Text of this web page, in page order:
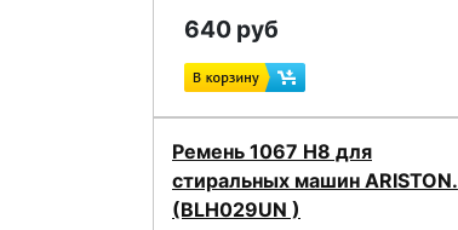
640 руб
Ремень 1067 H8 для
стиральных машин ARISTON.
(BLH029UN )